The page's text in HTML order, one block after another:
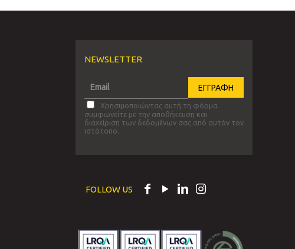
NEWSLETTER
Χρησιμοποιώντας αυτή τη φόρμα
συμφωνείτε με την αποθήκευση και
διαχείριση των δεδομένων σας από αυτόν τον
ιστότοπο.
FOLLOW US